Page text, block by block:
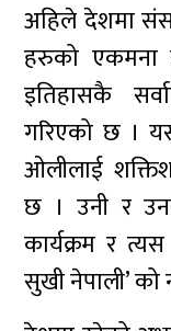
अहिले देशमा
हरुको एकमना
इतिहासकै
गरिएको छ ।
ओलीलाई
छ । उनी र
कार्यक्रम र
सुखी नेपाली’ को